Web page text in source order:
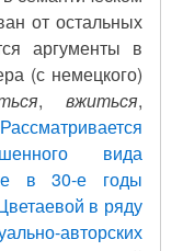
от остальных
аргументы в
(с немецкого)
, вжиться,
Рассматривается
вида
в 30-е годы
в ряду
авторских